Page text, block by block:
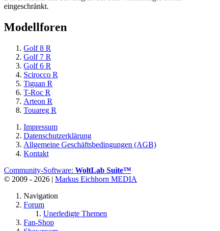
eingeschränkt.
Modellforen
Golf 8 R
Golf 7 R
Golf 6 R
Scirocco R
Tiguan R
T-Roc R
Arteon R
Touareg R
Impressum
Datenschutzerklärung
Allgemeine Geschäftsbedingungen (AGB)
Kontakt
Community-Software: WoltLab Suite™
© 2009 - 2026 | Markus Eichhorn MEDIA
Navigation
Forum
Unerledigte Themen
Fan-Shop